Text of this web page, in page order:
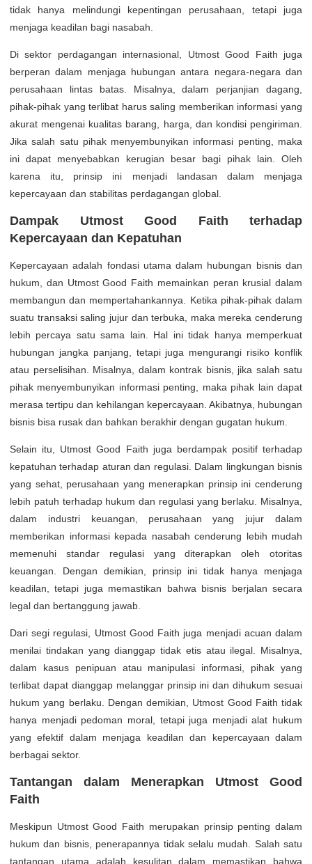
tidak hanya melindungi kepentingan perusahaan, tetapi juga
menjaga keadilan bagi nasabah.
Di sektor perdagangan internasional, Utmost Good Faith juga
berperan dalam menjaga hubungan antara negara-negara dan
perusahaan lintas batas. Misalnya, dalam perjanjian dagang,
pihak-pihak yang terlibat harus saling memberikan informasi yang
akurat mengenai kualitas barang, harga, dan kondisi pengiriman.
Jika salah satu pihak menyembunyikan informasi penting, maka
ini dapat menyebabkan kerugian besar bagi pihak lain. Oleh
karena itu, prinsip ini menjadi landasan dalam menjaga
kepercayaan dan stabilitas perdagangan global.
Dampak Utmost Good Faith terhadap
Kepercayaan dan Kepatuhan
Kepercayaan adalah fondasi utama dalam hubungan bisnis dan
hukum, dan Utmost Good Faith memainkan peran krusial dalam
membangun dan mempertahankannya. Ketika pihak-pihak dalam
suatu transaksi saling jujur dan terbuka, maka mereka cenderung
lebih percaya satu sama lain. Hal ini tidak hanya memperkuat
hubungan jangka panjang, tetapi juga mengurangi risiko konflik
atau perselisihan. Misalnya, dalam kontrak bisnis, jika salah satu
pihak menyembunyikan informasi penting, maka pihak lain dapat
merasa tertipu dan kehilangan kepercayaan. Akibatnya, hubungan
bisnis bisa rusak dan bahkan berakhir dengan gugatan hukum.
Selain itu, Utmost Good Faith juga berdampak positif terhadap
kepatuhan terhadap aturan dan regulasi. Dalam lingkungan bisnis
yang sehat, perusahaan yang menerapkan prinsip ini cenderung
lebih patuh terhadap hukum dan regulasi yang berlaku. Misalnya,
dalam industri keuangan, perusahaan yang jujur dalam
memberikan informasi kepada nasabah cenderung lebih mudah
memenuhi standar regulasi yang diterapkan oleh otoritas
keuangan. Dengan demikian, prinsip ini tidak hanya menjaga
keadilan, tetapi juga memastikan bahwa bisnis berjalan secara
legal dan bertanggung jawab.
Dari segi regulasi, Utmost Good Faith juga menjadi acuan dalam
menilai tindakan yang dianggap tidak etis atau ilegal. Misalnya,
dalam kasus penipuan atau manipulasi informasi, pihak yang
terlibat dapat dianggap melanggar prinsip ini dan dihukum sesuai
hukum yang berlaku. Dengan demikian, Utmost Good Faith tidak
hanya menjadi pedoman moral, tetapi juga menjadi alat hukum
yang efektif dalam menjaga keadilan dan kepercayaan dalam
berbagai sektor.
Tantangan dalam Menerapkan Utmost Good
Faith
Meskipun Utmost Good Faith merupakan prinsip penting dalam
hukum dan bisnis, penerapannya tidak selalu mudah. Salah satu
tantangan utama adalah kesulitan dalam memastikan bahwa